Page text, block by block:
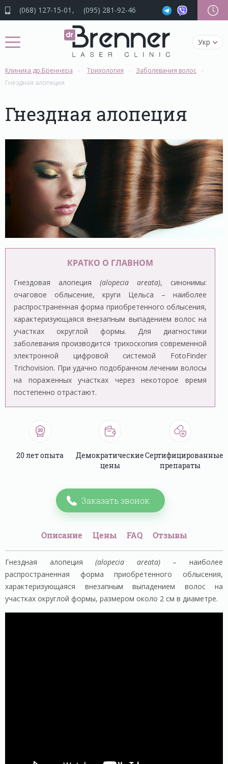
(068) 127-15-01 (095) 281-92-46
Укр
Клиника др.Бреннера Трихология
Заболевания волос
Гнездная алопеция
Гнездная алопеция
КРАТКО О ГЛАВНОМ
Гнездовая алопеция (alopecia areata), синонимы:
очаговое облысение, круги Цельса – наиболее
распространенная форма приобретенного облысения,
характеризующаяся внезапным выпадением волос на
участках округлой формы. Для диагностики
заболевания производится трихоскопия современной
электронной цифровой системой FotoFinder
Trichovision. При удачно подобранном лечении волосы
на пораженных участках через некоторое время
постепенно отрастают.
20 лет опыта
Демократические
цены
Сертифицированные
препараты
Заказать звонок
Описание Цены FAQ Отзывы
Гнездная алопеция(alopecia areata)– наиболее
распространенная форма приобретенного облысения,
характеризующаяся внезапным выпадением волос на
участках округлой формы, размером около 2 см в диаметре.